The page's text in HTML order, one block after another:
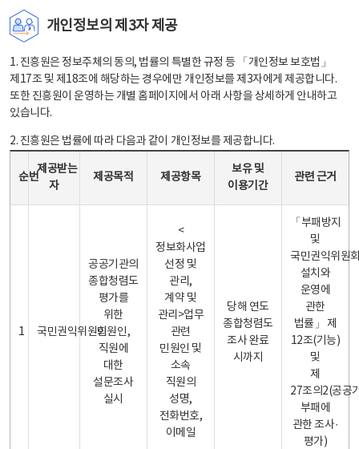
개인정보의 제3자 제공
1. 진흥원은 정보주체의 동의, 법률의 특별한 규정 등 「개인정보 보호법」
제17조 및 제18조에 해당하는 경우에만 개인정보를 제3자에게 제공합니다.
또한 진흥원이 운영하는 개별 홈페이지에서 아래 사항을 상세하게 안내하고
있습니다.
2. 진흥원은 법률에 따라 다음과 같이 개인정보를 제공합니다.
순번
제공받는
자
제공목적 제공항목
보유 및
이용기간
관련 근거
1 국민권익위원회
공공기관의
종합청렴도
평가를
위한
민원인,
직원에
대한
설문조사
실시
<
정보화사업
선정 및
관리,
계약 및
관리>업무
관련
민원인 및
소속
직원의
성명,
전화번호,
이메일
당해 연도
종합청렴도
조사 완료
시까지
「부패방지
및
국민권익위원
설치와
운영에
관한
법률」 제
12조(기능)
및
제
27조의2(공공
부패에
관한 조사·
평가)